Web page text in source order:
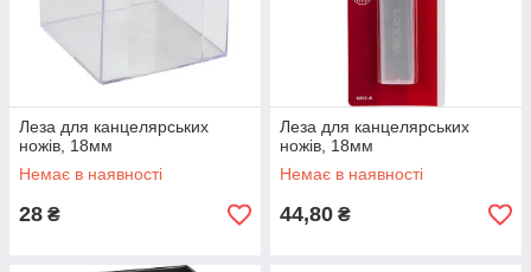
Леза для канцелярських
ножів, 18мм
Немає в наявності
28 ₴
Леза для канцелярських
ножів, 18мм
Немає в наявності
44,80 ₴